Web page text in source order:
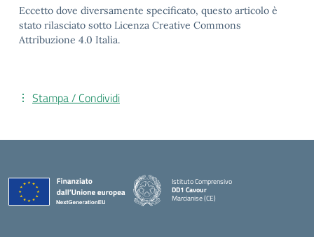
Eccetto dove diversamente specificato, questo articolo è
stato rilasciato sotto Licenza Creative Commons
Attribuzione 4.0 Italia.
Stampa / Condividi
Istituto Comprensivo
DD1 Cavour
Marcianise (CE)